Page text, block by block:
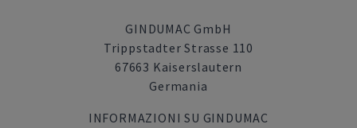
GINDUMAC GmbH
Trippstadter Strasse 110
67663 Kaiserslautern
Germania
INFORMAZIONI SU GINDUMAC